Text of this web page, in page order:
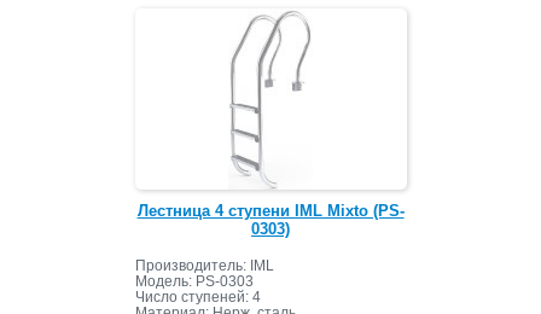
Лестница 4 ступени IML Mixto (PS-
0303)
Производитель: IML
Модель: PS-0303
Число ступеней: 4